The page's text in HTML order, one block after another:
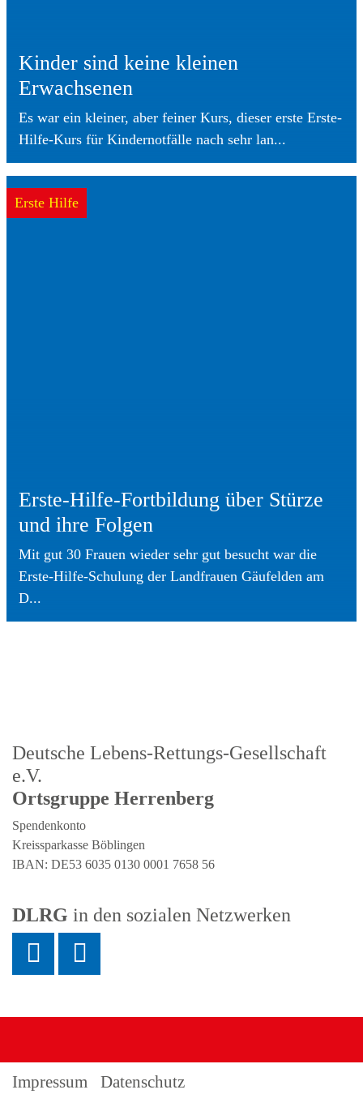
Kinder sind keine kleinen
Erwachsenen
Es war ein kleiner, aber feiner Kurs, dieser erste Erste-
Hilfe-Kurs für Kindernotfälle nach sehr lan...
Erste Hilfe
Erste-Hilfe-Fortbildung über Stürze
und ihre Folgen
Mit gut 30 Frauen wieder sehr gut besucht war die
Erste-Hilfe-Schulung der Landfrauen Gäufelden am
D...
Deutsche Lebens-Rettungs-Gesellschaft
e.V.
Ortsgruppe Herrenberg
Spendenkonto
Kreissparkasse Böblingen
IBAN: DE53 6035 0130 0001 7658 56
DLRG in den sozialen Netzwerken
Impressum Datenschutz